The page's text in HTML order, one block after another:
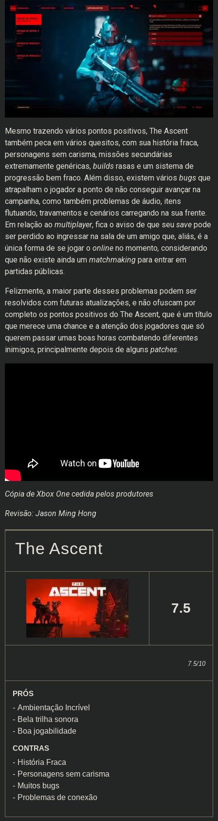
Mesmo trazendo vários pontos positivos, The Ascent
também peca em vários quesitos, com sua história fraca,
personagens sem carisma, missões secundárias
extremamente genéricas, builds rasas e um sistema de
progressão bem fraco. Além disso, existem vários bugs que
atrapalham o jogador a ponto de não conseguir avançar na
campanha, como também problemas de áudio, itens
flutuando, travamentos e cenários carregando na sua frente.
Em relação ao multiplayer, fica o aviso de que seu save pode
ser perdido ao ingressar na sala de um amigo que, aliás, é a
única forma de se jogar o online no momento, considerando
que não existe ainda um matchmaking para entrar em
partidas públicas.
Felizmente, a maior parte desses problemas podem ser
resolvidos com futuras atualizações, e não ofuscam por
completo os pontos positivos do The Ascent, que é um título
que merece uma chance e a atenção dos jogadores que só
querem passar umas boas horas combatendo diferentes
inimigos, principalmente depois de alguns patches.
Cópia de Xbox One cedida pelos produtores
Revisão: Jason Ming Hong
The Ascent
7.5
7.5/10
PRÓS
Ambientação Incrível
Bela trilha sonora
Boa jogabilidade
CONTRAS
História Fraca
Personagens sem carisma
Muitos bugs
Problemas de conexão